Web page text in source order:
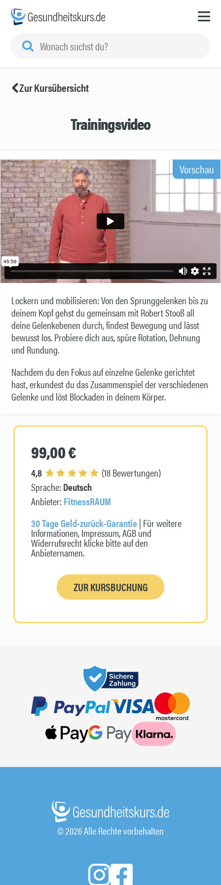
Zur Kursübersicht
Trainingsvideo
Vorschau
Lockern und mobilisieren: Von den Sprunggelenken bis zu
deinem Kopf gehst du gemeinsam mit Robert Stooß all
deine Gelenkebenen durch, findest Bewegung und lässt
bewusst los. Probiere dich aus, spüre Rotation, Dehnung
und Rundung.
Nachdem du den Fokus auf einzelne Gelenke gerichtet
hast, erkundest du das Zusammenspiel der verschiedenen
Gelenke und löst Blockaden in deinem Körper.
99,00 €
4,8
(18 Bewertungen)
Sprache: Deutsch
Anbieter: FitnessRAUM
30 Tage Geld-zurück-Garantie| Für weitere
Informationen, Impressum, AGB und
Widerrufsrecht klicke bitte auf den
Anbieternamen.
ZUR KURSBUCHUNG
© 2026 Alle Rechte vorbehalten